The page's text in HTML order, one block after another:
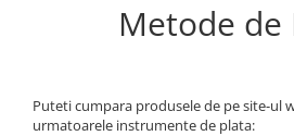
Metode de
Puteti cumpara produsele de pe site-ul
urmatoarele instrumente de plata: